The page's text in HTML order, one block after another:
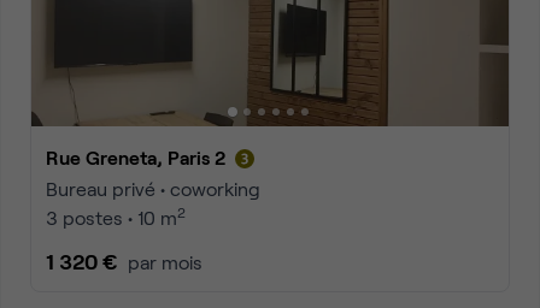
Rue Greneta, Paris 2
Bureau privé • coworking
3 postes • 10 m2
1 320 € par mois